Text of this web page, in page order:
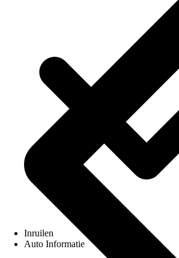
Inruilen
Auto Informatie